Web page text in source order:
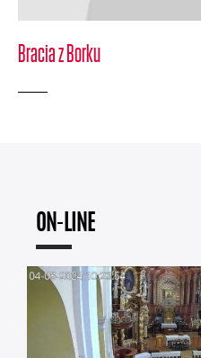
Bracia z Borku
ON-LINE